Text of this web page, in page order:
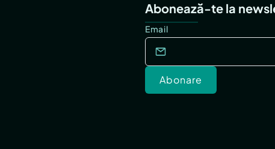
Abonează-te la
Email
Abonare